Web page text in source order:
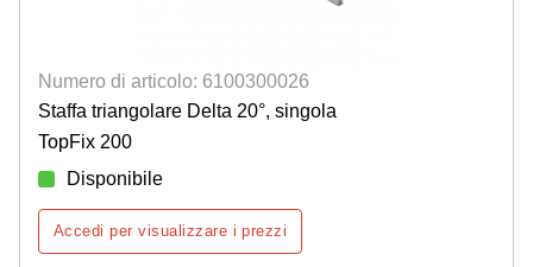
Numero di articolo: 6100300026
Staffa triangolare Delta 20°, singola
TopFix 200
Disponibile
Accedi per visualizzare i prezzi